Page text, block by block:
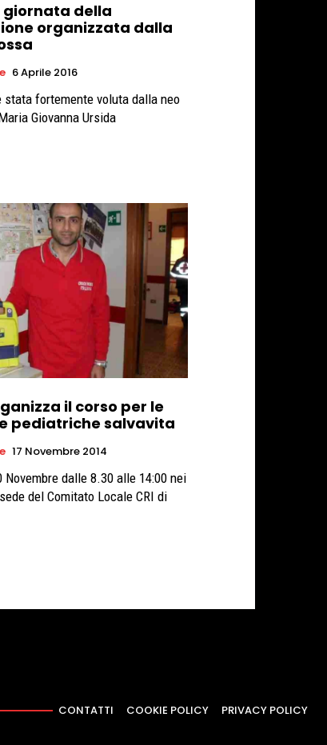
giornata della
organizzata dalla
6 Aprile 2016
stata fortemente voluta dalla neo
Giovanna Ursida
il corso per le
pediatriche salvavita
17 Novembre 2014
Novembre dalle 8.30 alle 14:00 nei
del Comitato Locale CRI di
CONTATTI COOKIE POLICY PRIVACY POLICY